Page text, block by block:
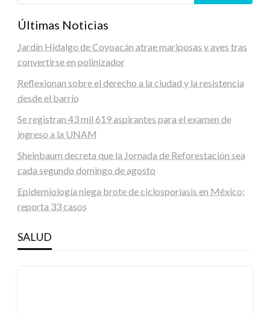
Últimas Noticias
Jardín Hidalgo de Coyoacán atrae mariposas y aves tras
convertirse en polinizador
Reflexionan sobre el derecho a la ciudad y la resistencia
desde el barrio
Se registran 43 mil 619 aspirantes para el examen de
ingreso a la UNAM
Sheinbaum decreta que la Jornada de Reforestación sea
cada segundo domingo de agosto
Epidemiología niega brote de ciclosporiasis en México;
reporta 33 casos
SALUD